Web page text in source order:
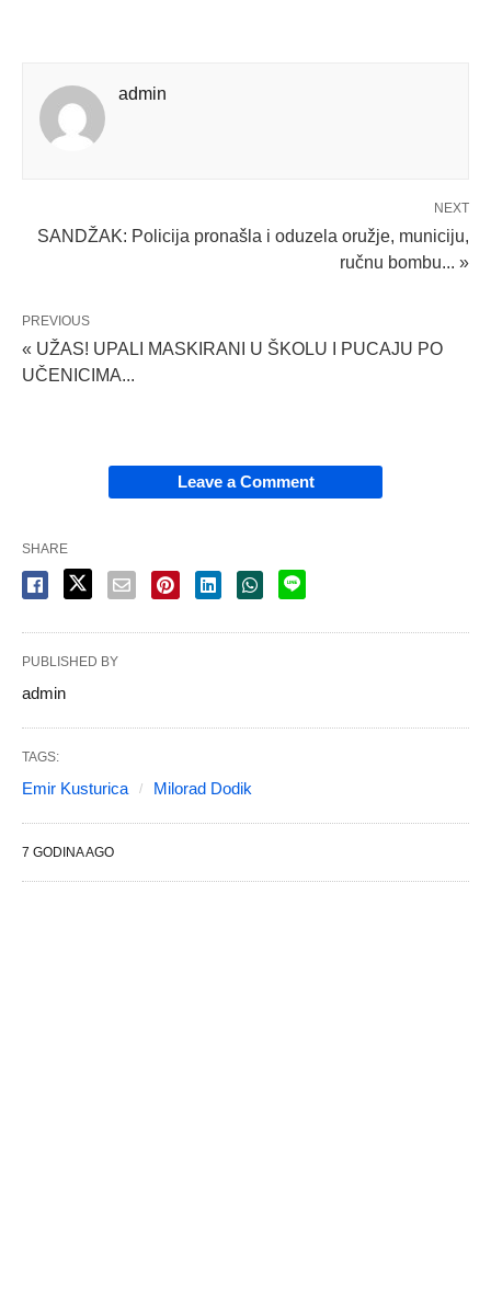
admin
NEXT
SANDŽAK: Policija pronašla i oduzela oružje, municiju,
ručnu bombu... »
PREVIOUS
« UŽAS! UPALI MASKIRANI U ŠKOLU I PUCAJU PO
UČENICIMA...
Leave a Comment
SHARE
PUBLISHED BY
admin
TAGS:
Emir Kusturica Milorad Dodik
7 GODINA AGO